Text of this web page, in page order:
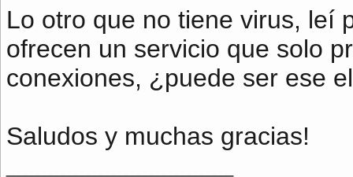
Lo otro que no tiene virus, leí
ofrecen un servicio que solo
conexiones, ¿puede ser ese
Saludos y muchas gracias!